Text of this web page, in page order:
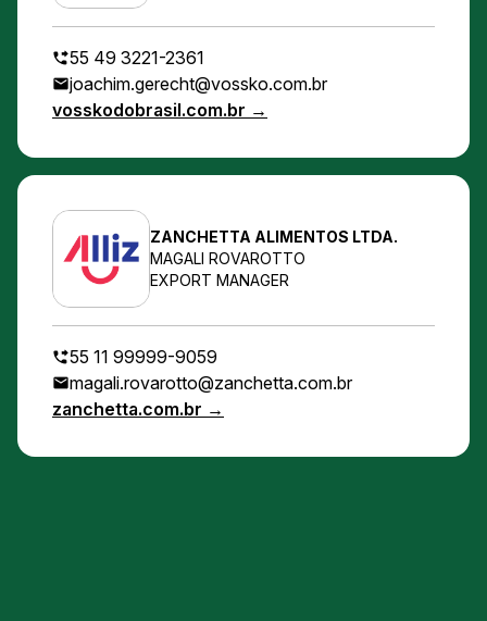
55 49 3221-2361
joachim.gerecht@vossko.com.br
vosskodobrasil.com.br →
ZANCHETTA ALIMENTOS LTDA.
MAGALI ROVAROTTO
EXPORT MANAGER
55 11 99999-9059
magali.rovarotto@zanchetta.com.br
zanchetta.com.br →